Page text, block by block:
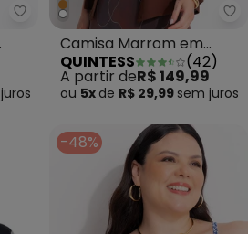
Quintess - Vestido Marrom em
juros
Camisa Marrom em
Viscose Plana Sarjada
QUINTESS (42)
A partir deR$ 149,99
ou 5x de R$ 29,99 sem juros
-48%